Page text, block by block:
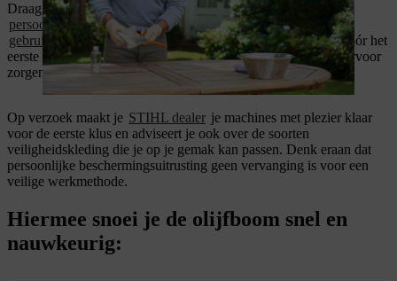
Draag bij het werken met de machines van STIHL altijd je
persoonlijke veiligheidsuitrusting
. Raadpleeg de
gebruiksaanwijzingvan het product voor meer informatie. Vóór het
eerste gebruik moet je goed weten hoe de machine werkt en ervoor
zorgen dat deze vóór elk gebruik in perfecte staat is.
Op verzoek maakt je STIHL dealer je machines met plezier klaar
voor de eerste klus en adviseert je ook over de soorten
veiligheidskleding die je op je gemak kan passen. Denk eraan dat
persoonlijke beschermingsuitrusting geen vervanging is voor een
veilige werkmethode.
Hiermee snoei je de olijfboom snel en
nauwkeurig: